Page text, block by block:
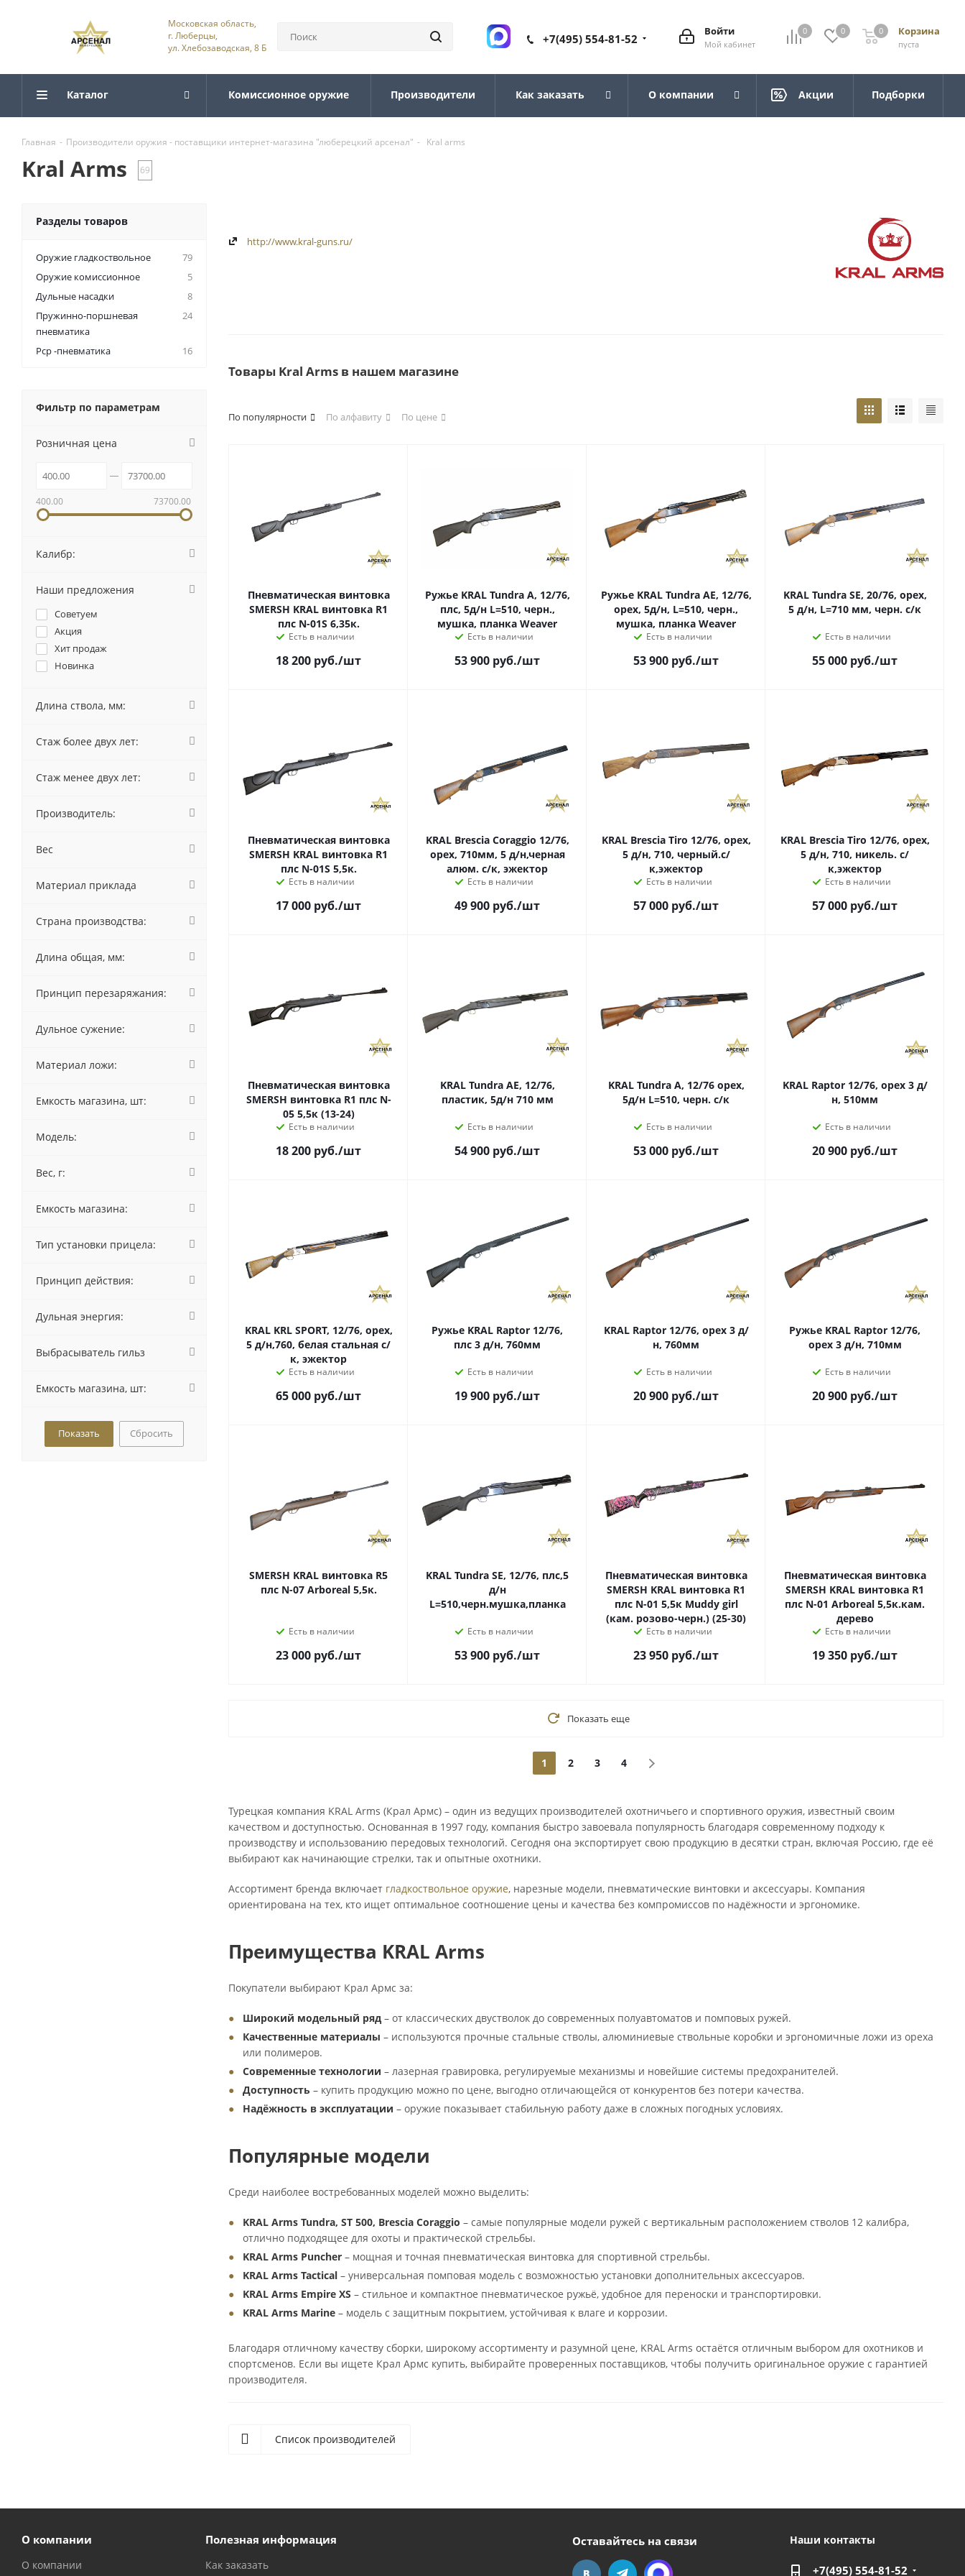
Московская область,
г. Люберцы,
ул. Хлебозаводская, 8 Б
0 0 Корзина
пуста
0
Войти
Мой кабинет
+7(495) 554-81-52
Каталог Комиссионное оружие Производители Как заказать О компании Акции Подборки
Главная - Производители оружия - поставщики интернет-магазина "люберецкий арсенал" - Kral arms
Kral Arms 69
http://www.kral-guns.ru/
Товары Kral Arms в нашем магазине
По популярности По алфавиту По цене
Пневматическая винтовка
SMERSH KRAL винтовка R1
плс N-01S 6,35к.
Есть в наличии
18 200 руб./шт
Ружье KRAL Tundra A, 12/76,
плс, 5д/н L=510, черн.,
мушка, планка Weaver
Есть в наличии
53 900 руб./шт
Ружье KRAL Tundra AE, 12/76,
орех, 5д/н, L=510, черн.,
мушка, планка Weaver
Есть в наличии
53 900 руб./шт
KRAL Tundra SE, 20/76, орех,
5 д/н, L=710 мм, черн. с/к
Есть в наличии
55 000 руб./шт
Пневматическая винтовка
SMERSH KRAL винтовка R1
плс N-01S 5,5к.
Есть в наличии
17 000 руб./шт
KRAL Brescia Coraggio 12/76,
орех, 710мм, 5 д/н,черная
алюм. с/к, эжектор
Есть в наличии
49 900 руб./шт
KRAL Brescia Tiro 12/76, орех,
5 д/н, 710, черный.с/
к,эжектор
Есть в наличии
57 000 руб./шт
KRAL Brescia Tiro 12/76, орех,
5 д/н, 710, никель. с/
к,эжектор
Есть в наличии
57 000 руб./шт
Пневматическая винтовка
SMERSH винтовка R1 плс N-
05 5,5к (13-24)
Есть в наличии
18 200 руб./шт
KRAL Tundra AE, 12/76,
пластик, 5д/н 710 мм
Есть в наличии
54 900 руб./шт
KRAL Tundra A, 12/76 орех,
5д/н L=510, черн. с/к
Есть в наличии
53 000 руб./шт
KRAL Raptor 12/76, орех 3 д/
н, 510мм
Есть в наличии
20 900 руб./шт
KRAL KRL SPORT, 12/76, орех,
5 д/н,760, белая стальная с/
к, эжектор
Есть в наличии
65 000 руб./шт
Ружье KRAL Raptor 12/76,
плс 3 д/н, 760мм
Есть в наличии
19 900 руб./шт
KRAL Raptor 12/76, орех 3 д/
н, 760мм
Есть в наличии
20 900 руб./шт
Ружье KRAL Raptor 12/76,
орех 3 д/н, 710мм
Есть в наличии
20 900 руб./шт
SMERSH KRAL винтовка R5
плс N-07 Arboreal 5,5к.
Есть в наличии
23 000 руб./шт
KRAL Tundra SE, 12/76, плс,5
д/н
L=510,черн.мушка,планка
Есть в наличии
53 900 руб./шт
Пневматическая винтовка
SMERSH KRAL винтовка R1
плс N-01 5,5к Muddy girl
(кам. розово-черн.) (25-30)
Есть в наличии
23 950 руб./шт
Пневматическая винтовка
SMERSH KRAL винтовка R1
плс N-01 Arboreal 5,5к.кам.
дерево
Есть в наличии
19 350 руб./шт
Показать еще
1 2 3 4
Турецкая компания KRAL Arms (Крал Армс) – один из ведущих производителей охотничьего и спортивного оружия, известный своим
качеством и доступностью. Основанная в 1997 году, компания быстро завоевала популярность благодаря современному подходу к
производству и использованию передовых технологий. Сегодня она экспортирует свою продукцию в десятки стран, включая Россию, где её
выбирают как начинающие стрелки, так и опытные охотники.
Ассортимент бренда включает гладкоствольное оружие, нарезные модели, пневматические винтовки и аксессуары. Компания
ориентирована на тех, кто ищет оптимальное соотношение цены и качества без компромиссов по надёжности и эргономике.
Преимущества KRAL Arms
Покупатели выбирают Крал Армс за:
Широкий модельный ряд – от классических двустволок до современных полуавтоматов и помповых ружей.
Качественные материалы – используются прочные стальные стволы, алюминиевые ствольные коробки и эргономичные ложи из ореха
или полимеров.
Современные технологии – лазерная гравировка, регулируемые механизмы и новейшие системы предохранителей.
Доступность – купить продукцию можно по цене, выгодно отличающейся от конкурентов без потери качества.
Надёжность в эксплуатации – оружие показывает стабильную работу даже в сложных погодных условиях.
Популярные модели
Среди наиболее востребованных моделей можно выделить:
KRAL Arms Tundra, ST 500, Brescia Coraggio – самые популярные модели ружей с вертикальным расположением стволов 12 калибра,
отлично подходящее для охоты и практической стрельбы.
KRAL Arms Puncher – мощная и точная пневматическая винтовка для спортивной стрельбы.
KRAL Arms Tactical – универсальная помповая модель с возможностью установки дополнительных аксессуаров.
KRAL Arms Empire XS – стильное и компактное пневматическое ружьё, удобное для переноски и транспортировки.
KRAL Arms Marine – модель с защитным покрытием, устойчивая к влаге и коррозии.
Благодаря отличному качеству сборки, широкому ассортименту и разумной цене, KRAL Arms остаётся отличным выбором для охотников и
спортсменов. Если вы ищете Крал Армс купить, выбирайте проверенных поставщиков, чтобы получить оригинальное оружие с гарантией
производителя.
Список производителей
Разделы товаров
Оружие гладкоствольное
79
Оружие комиссионное
5
Дульные насадки
8
Пружинно-поршневая
пневматика
24
Pcp -пневматика 16
Фильтр по параметрам
Розничная цена
400.00 73700.00
Калибр:
Наши предложения
Советуем
Акция
Хит продаж
Новинка
Длина ствола, мм:
Стаж более двух лет:
Стаж менее двух лет:
Производитель:
Вес
Материал приклада
Страна производства:
Длина общая, мм:
Принцип перезаряжания:
Дульное сужение:
Материал ложи:
Емкость магазина, шт:
Модель:
Вес, г:
Емкость магазина:
Тип установки прицела:
Принцип действия:
Дульная энергия:
Выбрасыватель гильз
Емкость магазина, шт:
Сбросить
О компании
О компании
Полезная информация
Как заказать
Оставайтесь на связи Наши контакты
+7(495) 554-81-52